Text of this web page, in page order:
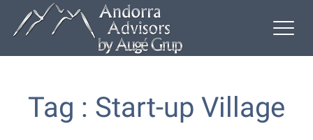
Tag : Start-up Village